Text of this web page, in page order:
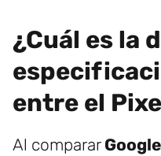
¿Cuál es la
entre el
Al comparar